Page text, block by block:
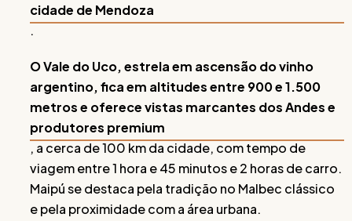
cidade de Mendoza
.
O Vale do Uco, estrela em ascensão do vinho
argentino, fica em altitudes entre 900 e 1.500
metros e oferece vistas marcantes dos Andes e
produtores premium
, a cerca de 100 km da cidade, com tempo de
viagem entre 1 hora e 45 minutos e 2 horas de carro.
Maipú se destaca pela tradição no Malbec clássico
e pela proximidade com a área urbana.